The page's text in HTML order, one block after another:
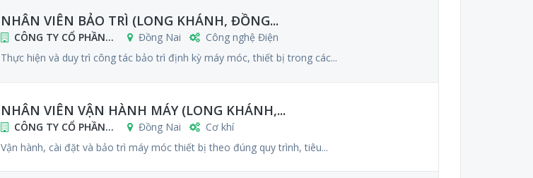
NHÂN VIÊN BẢO TRÌ (LONG KHÁNH, ĐỒNG...
CÔNG TY CỔ PHẦN... Đồng Nai
Công nghệ Điện
Thực hiện và duy trì công tác bảo trì định kỳ máy móc, thiết bị trong các...
NHÂN VIÊN VẬN HÀNH MÁY (LONG KHÁNH,...
CÔNG TY CỔ PHẦN... Đồng Nai
Cơ khí
Vận hành, cài đặt và bảo trì máy móc thiết bị theo đúng quy trình, tiêu...